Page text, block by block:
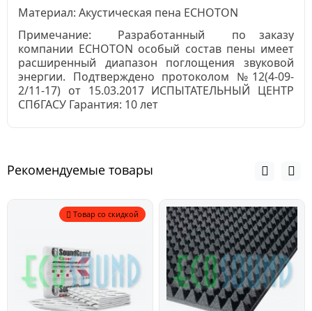
Материал: Акустическая пена ECHOTON
Примечание:
Разработанный по заказу
компании ECHOTON особый состав пены имеет
расширенный диапазон поглощения звуковой
энергии. Подтверждено протоколом №12(4-09-
2/11-17) от 15.03.2017ИСПЫТАТЕЛЬНЫЙ ЦЕНТР
СПбГАСУ Гарантия: 10 лет
Рекомендуемые товары
Товар со скидкой